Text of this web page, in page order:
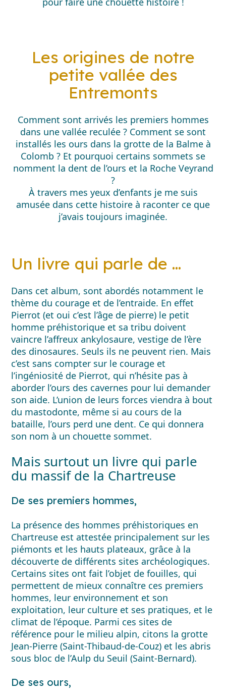
Les origines de notre
petite vallée des
Entremonts
Comment sont arrivés les premiers hommes
dans une vallée reculée ? Comment se sont
installés les ours dans la grotte de la Balme à
Colomb ? Et pourquoi certains sommets se
nomment la dent de l’ours et la Roche Veyrand
?
À travers mes yeux d’enfants je me suis
amusée dans cette histoire à raconter ce que
j’avais toujours imaginée.
Un livre qui parle de …
Dans cet album, sont abordés notamment le
thème du courage et de l’entraide. En effet
Pierrot (et oui c’est l’âge de pierre) le petit
homme préhistorique et sa tribu doivent
vaincre l’affreux ankylosaure, vestige de l’ère
des dinosaures. Seuls ils ne peuvent rien. Mais
c’est sans compter sur le courage et
l’ingéniosité de Pierrot, qui n’hésite pas à
aborder l’ours des cavernes pour lui demander
son aide. L’union de leurs forces viendra à bout
du mastodonte, même si au cours de la
bataille, l’ours perd une dent. Ce qui donnera
son nom à un chouette sommet.
Mais surtout un livre qui parle
du massif de la Chartreuse
De ses premiers hommes,
La présence des hommes préhistoriques en
Chartreuse est attestée principalement sur les
piémonts et les hauts plateaux, grâce à la
découverte de différents sites archéologiques.
Certains sites ont fait l’objet de fouilles, qui
permettent de mieux connaître ces premiers
hommes, leur environnement et son
exploitation, leur culture et ses pratiques, et le
climat de l’époque. Parmi ces sites de
référence pour le milieu alpin, citons la grotte
Jean-Pierre (Saint-Thibaud-de-Couz) et les abris
sous bloc de l’Aulp du Seuil (Saint-Bernard).
De ses ours,